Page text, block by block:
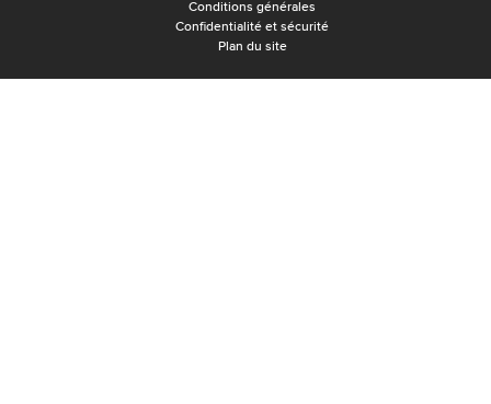
Conditions générales
Confidentialité et sécurité
Plan du site